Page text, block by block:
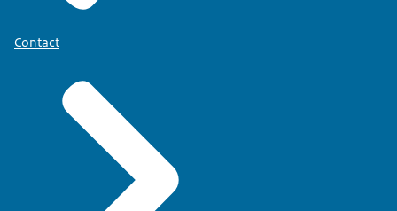
Contact